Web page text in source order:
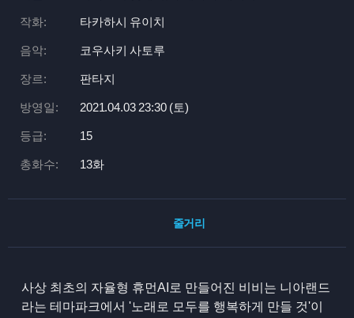
작화: 타카하시 유이치
음악: 코우사키 사토루
장르: 판타지
방영일: 2021.04.03 23:30 (토)
등급: 15
총화수: 13화
줄거리
사상 최초의 자율형 휴먼AI로 만들어진 비비는 니아랜드
라는 테마파크에서 '노래로 모두를 행복하게 만들 것'이